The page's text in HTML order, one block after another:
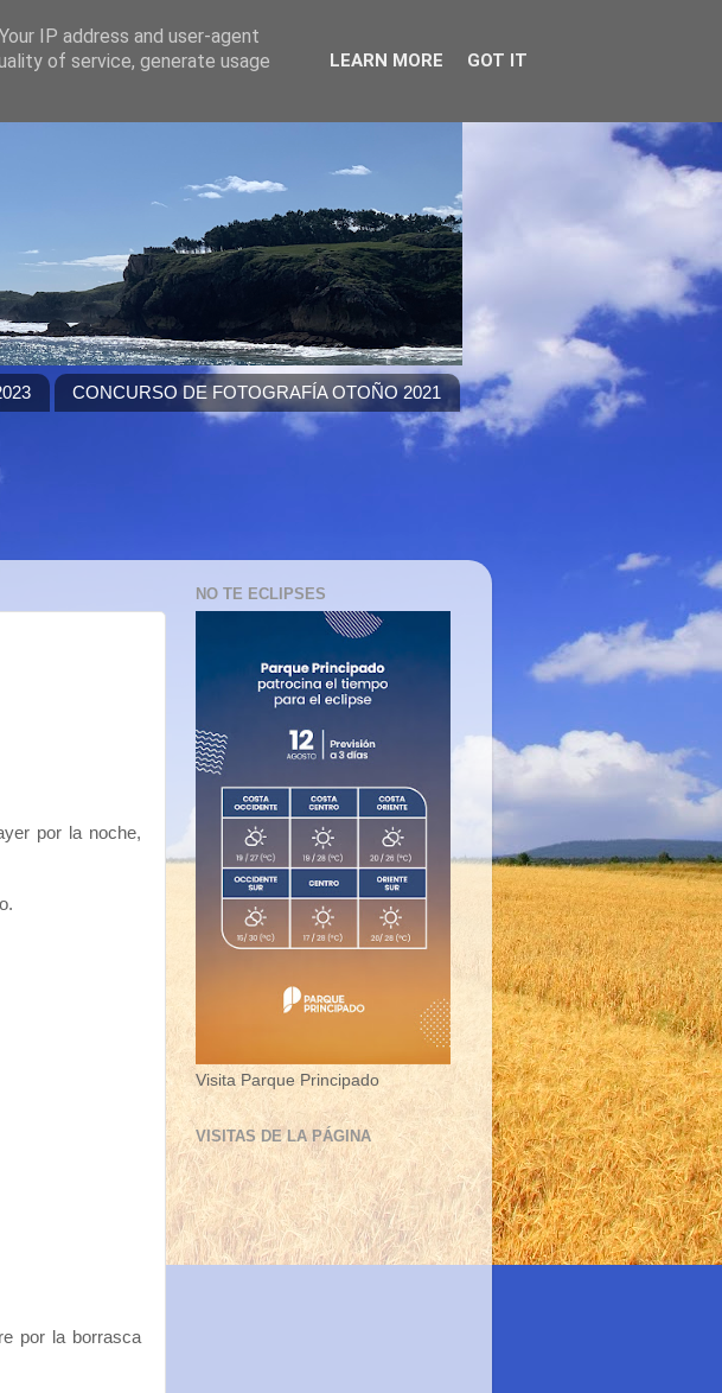
CONCURSO DE FOTOGRAFÍA OTOÑO 2021
por la noche,
por la borrasca
NO TE ECLIPSES
Visita Parque Principado
VISITAS DE LA PÁGINA
IP address and user-agent
of service, generate usage
LEARN MORE GOT IT